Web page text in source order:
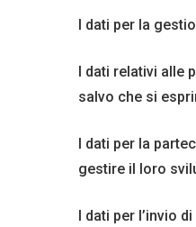
I dati per la
I dati relativi alle
salvo che si
I dati per la
gestire il loro
I dati per l’invio